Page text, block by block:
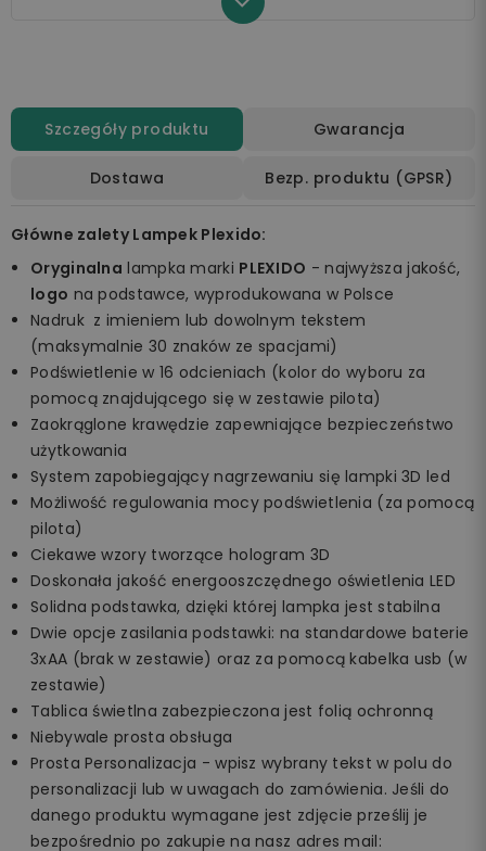
Szczegóły produktu Gwarancja
Dostawa Bezp. produktu (GPSR)
Główne zalety Lampek Plexido:
Oryginalna lampka marki PLEXIDO - najwyższa jakość,
logo na podstawce, wyprodukowana w Polsce
Nadruk z imieniem lub dowolnym tekstem
(maksymalnie 30 znaków ze spacjami)
Podświetlenie w 16 odcieniach (kolor do wyboru za
pomocą znajdującego się w zestawie pilota)
Zaokrąglone krawędzie zapewniające bezpieczeństwo
użytkowania
System zapobiegający nagrzewaniu się lampki 3D led
Możliwość regulowania mocy podświetlenia (za pomocą
pilota)
Ciekawe wzory tworzące hologram 3D
Doskonała jakość energooszczędnego oświetlenia LED
Solidna podstawka, dzięki której lampka jest stabilna
Dwie opcje zasilania podstawki: na standardowe baterie
3xAA (brak w zestawie) oraz za pomocą kabelka usb (w
zestawie)
Tablica świetlna zabezpieczona jest folią ochronną
Niebywale prosta obsługa
Prosta Personalizacja - wpisz wybrany tekst w polu do
personalizacji lub w uwagach do zamówienia. Jeśli do
danego produktu wymagane jest zdjęcie prześlij je
bezpośrednio po zakupie na nasz adres mail: